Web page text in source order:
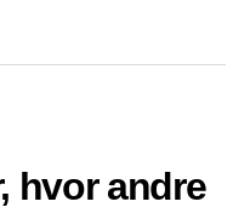
hvor andre